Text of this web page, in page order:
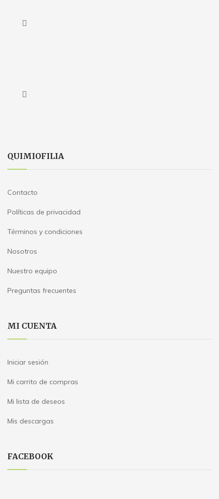
QUIMIOFILIA
Contacto
Políticas de privacidad
Términos y condiciones
Nosotros
Nuestro equipo
Preguntas frecuentes
MI CUENTA
Iniciar sesión
Mi carrito de compras
Mi lista de deseos
Mis descargas
FACEBOOK